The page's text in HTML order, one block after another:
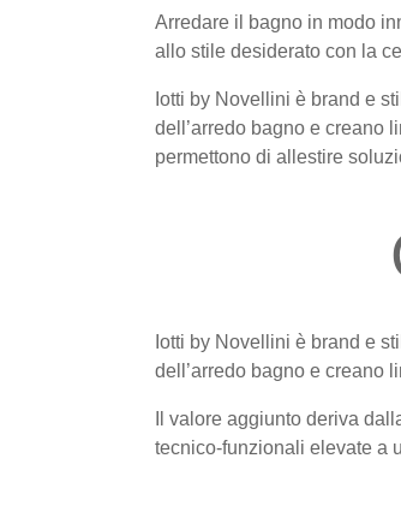
Arredare il bagno in modo
allo stile desiderato con la
Iotti by Novellini è brand e
dell’arredo bagno e creano
permettono di allestire
Iotti by Novellini è brand e
dell’arredo bagno e creano
Il valore aggiunto deriva
tecnico-funzionali elevate a